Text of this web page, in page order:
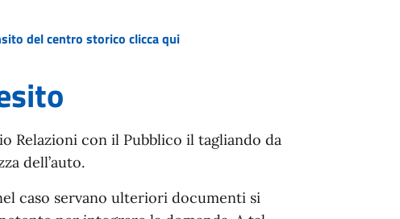
del centro storico clicca qui
Relazioni con il Pubblico il tagliando da
dell’auto.
caso servano ulteriori documenti si